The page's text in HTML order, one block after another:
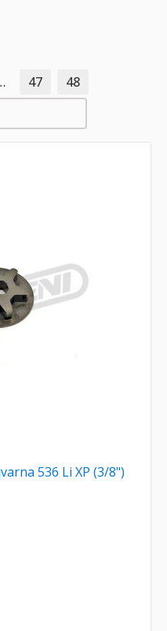
47
48
536 Li XP (3/8")